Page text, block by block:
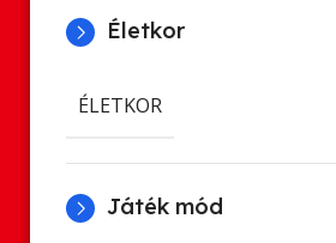
Életkor
ÉLETKOR
Játék mód